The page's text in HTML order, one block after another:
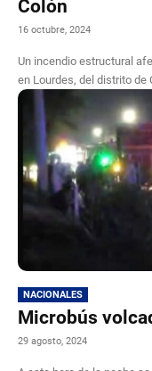
Colón
16 octubre, 2024
Un incendio estructural
en Lourdes, del distrito de
NACIONALES
Microbús
29 agosto, 2024